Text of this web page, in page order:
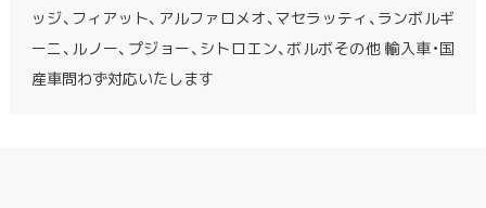
ッジ、フィアット、アルファロメオ、マセラッティ、ランボルギ
ーニ、ルノー、プジョー、シトロエン、ボルボその他 輸入車・国
産車問わず対応いたします